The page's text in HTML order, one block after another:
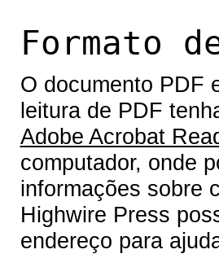
Formato
O documento PDF
leitura de PDF
Adobe Acrobat
computador, onde
informações sobre
Highwire Press
endereço para